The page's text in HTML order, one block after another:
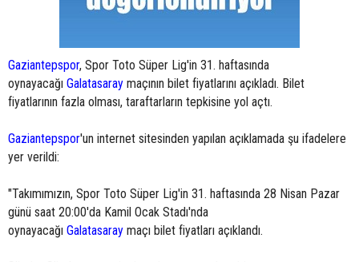
Gaziantepspor, Spor Toto Süper Lig'in 31. haftasında
oynayacağı Galatasaray maçının bilet fiyatlarını açıkladı. Bilet
fiyatlarının fazla olması, taraftarların tepkisine yol açtı.
Gaziantepspor'un internet sitesinden yapılan açıklamada şu ifadelere
yer verildi:
"Takımımızın, Spor Toto Süper Lig'in 31. haftasında 28 Nisan Pazar
günü saat 20:00'da Kamil Ocak Stadı'nda
oynayacağı Galatasaray maçı bilet fiyatları açıklandı.